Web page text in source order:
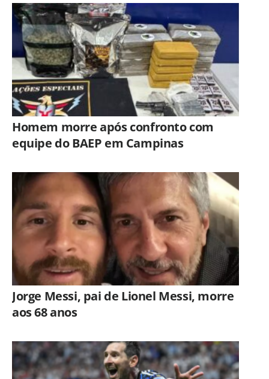
Homem morre após confronto com
equipe do BAEP em Campinas
Jorge Messi, pai de Lionel Messi, morre
aos 68 anos